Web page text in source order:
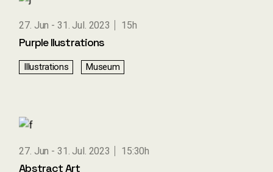
27. Jun 31. Jul. 2023 15h
Purple Ilustrations
Illustrations Museum
27. Jun 31. Jul. 2023 15:30h
Abstract Art